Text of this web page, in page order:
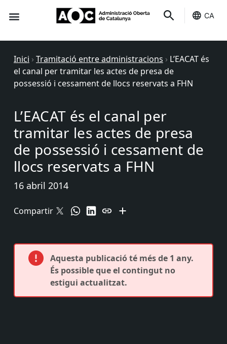
CA
Inici › Tramitació entre administracions › L’EACAT és
el canal per tramitar les actes de presa de
possessió i cessament de llocs reservats a FHN
L’EACAT és el canal per
tramitar les actes de presa
de possessió i cessament de
llocs reservats a FHN
16 abril 2014
Compartir
Aquesta publicació té més de 1 any.
És possible que el contingut no
estigui actualitzat.